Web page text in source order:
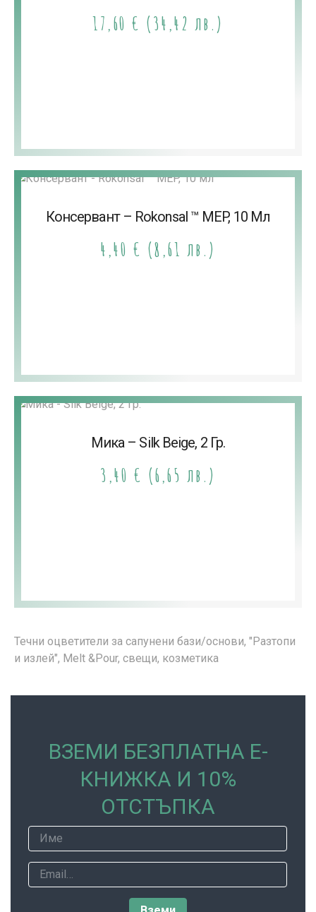
17,60 € (34,42 лв.)
Консервант – Rokonsal ™ MEP, 10 Мл
4,40 € (8,61 лв.)
Мика – Silk Beige, 2 Гр.
3,40 € (6,65 лв.)
Течни оцветители за сапунени бази/основи, "Разтопи
и излей", Melt &Pour, свещи, козметика
ВЗЕМИ БЕЗПЛАТНА Е-
КНИЖКА И 10%
ОТСТЪПКА